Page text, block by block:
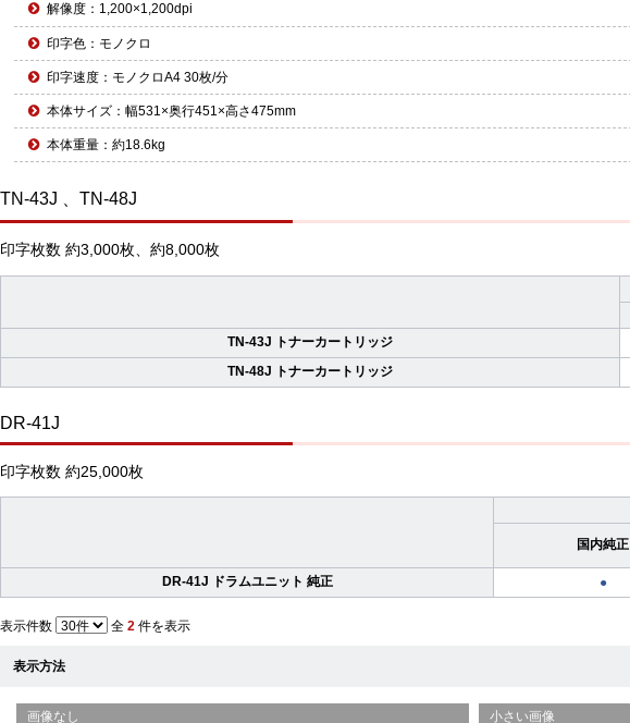
解像度：1,200×1,200dpi
印字色：モノクロ
印字速度：モノクロA4 30枚/分
本体サイズ：幅531×奥行451×高さ475mm
本体重量：約18.6kg
TN-43J 、TN-48J
印字枚数 約3,000枚、約8,000枚
TN-43J トナーカートリッジ
TN-48J トナーカートリッジ
DR-41J
印字枚数 約25,000枚
国内純正
DR-41J ドラムユニット 純正 ●
表示件数 全 2 件を表示
表示方法
画像なし 小さい画像